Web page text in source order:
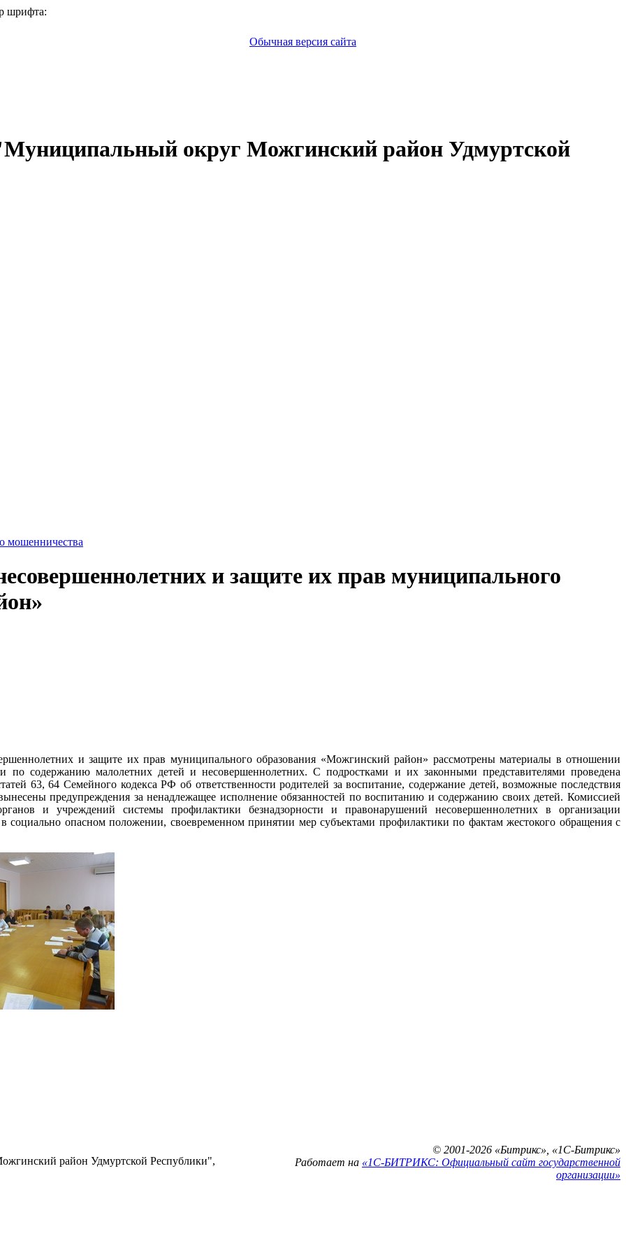
шрифта:
Обычная версия сайта
округ Можгинский район Удмуртской
мошенничества
и защите их прав муниципального
и защите их прав муниципального образования «Можгинский район» рассмотрены материалы в отношении
по содержанию малолетних детей и несовершеннолетних. С подростками и их законными представителями проведена
63, 64 Семейного кодекса РФ об ответственности родителей за воспитание, содержание детей, возможные последствия
предупреждения за ненадлежащее исполнение обязанностей по воспитанию и содержанию своих детей. Комиссией
и учреждений системы профилактики безнадзорности и правонарушений несовершеннолетних в организации
социально опасном положении, своевременном принятии мер субъектами профилактики по фактам жестокого обращения с
район Удмуртской Республики",
© 2001-2026 «Битрикс», «1С-Битрикс»
Работает на «1С-БИТРИКС: Официальный сайт государственной
организации»